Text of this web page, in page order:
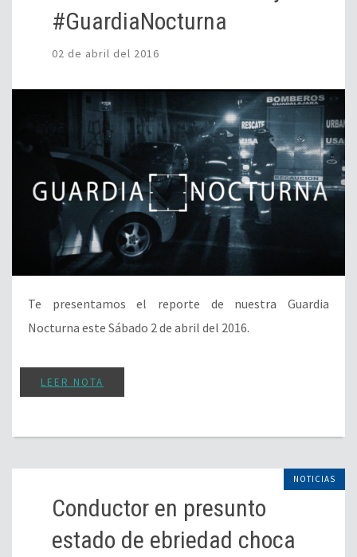
#GuardiaNocturna
02 de abril del 2016
Te presentamos el reporte de nuestra Guardia
Nocturna este Sábado 2 de abril del 2016.
LEER NOTA
NOTICIAS
Conductor en presunto
estado de ebriedad choca